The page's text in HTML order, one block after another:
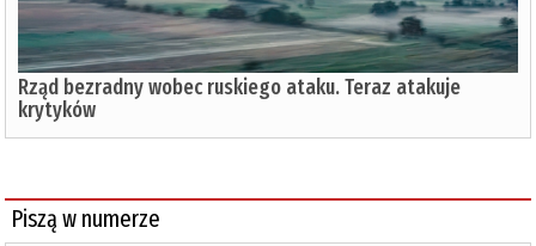
Rząd bezradny wobec ruskiego ataku. Teraz atakuje
krytyków
Piszą w numerze